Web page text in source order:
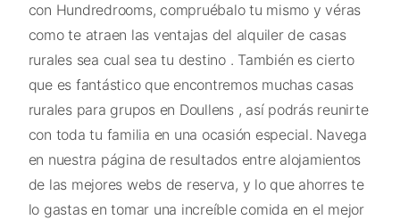
con Hundredrooms, compruébalo tu mismo y véras
como te atraen las ventajas del alquiler de casas
rurales sea cual sea tu destino . También es cierto
que es fantástico que encontremos muchas casas
rurales para grupos en Doullens , así podrás reunirte
con toda tu familia en una ocasión especial. Navega
en nuestra página de resultados entre alojamientos
de las mejores webs de reserva, y lo que ahorres te
lo gastas en tomar una increíble comida en el mejor